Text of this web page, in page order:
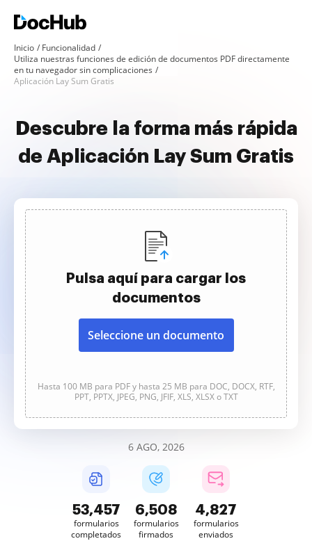
Inicio
Funcionalidad
Utiliza nuestras funciones de edición de documentos PDF directamente
en tu navegador sin complicaciones
Aplicación Lay Sum Gratis
Descubre la forma más rápida
de Aplicación Lay Sum Gratis
Pulsa aquí para cargar los
documentos
Seleccione un documento
Hasta 100 MB para PDF y hasta 25 MB para DOC, DOCX, RTF,
PPT, PPTX, JPEG, PNG, JFIF, XLS, XLSX o TXT
6 AGO, 2026
53,457
formularios
completados
6,508
formularios
firmados
4,827
formularios
enviados